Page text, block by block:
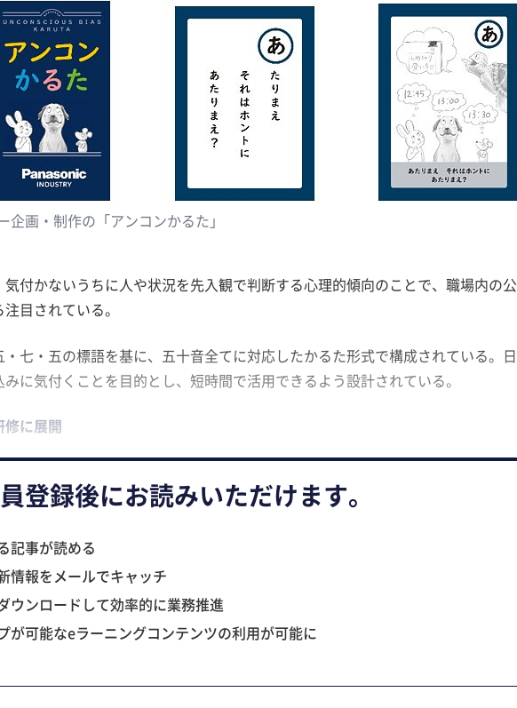
画・制作の「アンコンかるた」
付かないうちに人や状況を先入観で判断する心理的傾向のことで、職場内の
目されている。
七・五の標語を基に、五十音全てに対応したかるた形式で構成されている。
に気付くことを目的とし、短時間で活用できるよう設計されている。
に展開
登録後にお読みいただけます。
記事が読める
情報をメールでキャッチ
ウンロードして効率的に業務推進
が可能なeラーニングコンテンツの利用が可能に